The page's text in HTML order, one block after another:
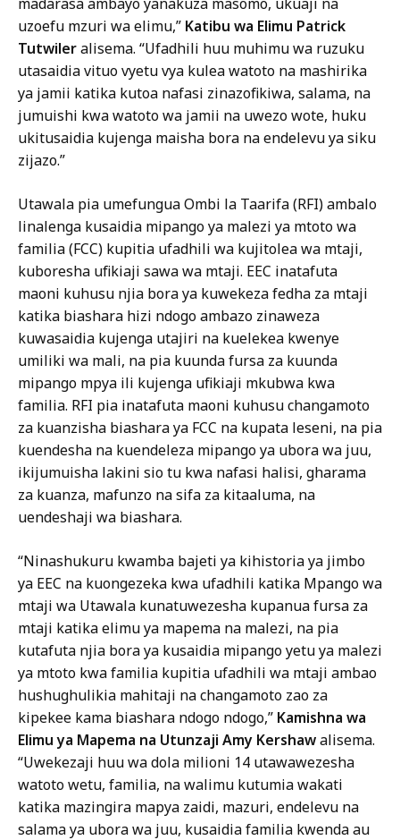
uzoefu mzuri wa elimu,” Katibu wa Elimu Patrick
Tutwileralisema. “Ufadhili huu muhimu wa ruzuku
utasaidia vituo vyetu vya kulea watoto na mashirika
ya jamii katika kutoa nafasi zinazofikiwa, salama, na
jumuishi kwa watoto wa jamii na uwezo wote, huku
ukitusaidia kujenga maisha bora na endelevu ya siku
zijazo.”
Utawala pia umefungua Ombi la Taarifa (RFI) ambalo
linalenga kusaidia mipango ya malezi ya mtoto wa
familia (FCC) kupitia ufadhili wa kujitolea wa mtaji,
kuboresha ufikiaji sawa wa mtaji. EEC inatafuta
maoni kuhusu njia bora ya kuwekeza fedha za mtaji
katika biashara hizi ndogo ambazo zinaweza
kuwasaidia kujenga utajiri na kuelekea kwenye
umiliki wa mali, na pia kuunda fursa za kuunda
mipango mpya ili kujenga ufikiaji mkubwa kwa
familia. RFI pia inatafuta maoni kuhusu changamoto
za kuanzisha biashara ya FCC na kupata leseni, na pia
kuendesha na kuendeleza mipango ya ubora wa juu,
ikijumuisha lakini sio tu kwa nafasi halisi, gharama
za kuanza, mafunzo na sifa za kitaaluma, na
uendeshaji wa biashara.
“Ninashukuru kwamba bajeti ya kihistoria ya jimbo
ya EEC na kuongezeka kwa ufadhili katika Mpango wa
mtaji wa Utawala kunatuwezesha kupanua fursa za
mtaji katika elimu ya mapema na malezi, na pia
kutafuta njia bora ya kusaidia mipango yetu ya malezi
ya mtoto kwa familia kupitia ufadhili wa mtaji ambao
hushughulikia mahitaji na changamoto zao za
kipekee kama biashara ndogo ndogo,” Kamishna wa
Elimu ya Mapema na Utunzaji Amy Kershawalisema.
“Uwekezaji huu wa dola milioni 14 utawawezesha
watoto wetu, familia, na walimu kutumia wakati
katika mazingira mapya zaidi, mazuri, endelevu na
salama ya ubora wa juu, kusaidia familia kwenda au